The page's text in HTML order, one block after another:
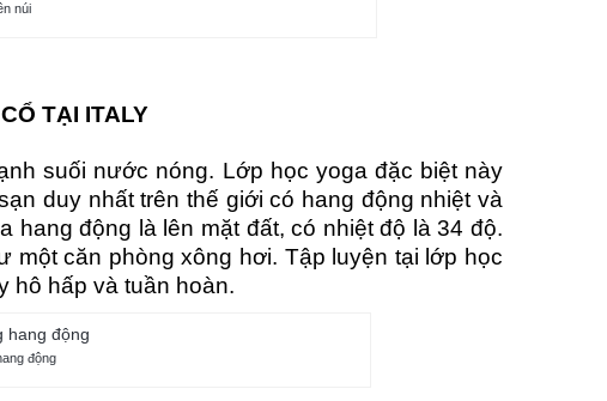
núi
TẠI ITALY
suối nước nóng. Lớp học yoga đặc biệt này
duy nhất trên thế giới có hang động nhiệt và
động là lên mặt đất, có nhiệt độ là 34 độ.
căn phòng xông hơi. Tập luyện tại lớp học
hô hấp và tuần hoàn.
động